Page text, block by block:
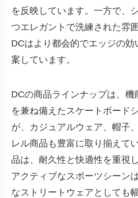
を反映しています。一方で、
つエレガントで洗練された雰
DCはより都会的でエッジの効
案しています。
DCの商品ラインナップは、機
を兼ね備えたスケートボード
が、カジュアルウェア、帽子
レル商品も豊富に取り揃えて
品は、耐久性と快適性を重視
アクティブなスポーツシーン
なストリートウェアとしても